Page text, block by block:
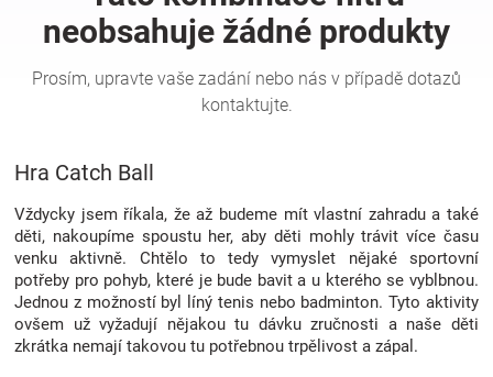
zábava
pro
děti
Těhotenské
Hra Catch Ball
Vždycky jsem říkala, že až budeme mít vlastní zahradu a také
děti, nakoupíme spoustu her, aby děti mohly trávit více času
venku aktivně. Chtělo to tedy vymyslet nějaké sportovní
potřeby pro pohyb, které je bude bavit a u kterého se vyblbnou.
Jednou z možností byl líný tenis nebo badminton. Tyto aktivity
ovšem už vyžadují nějakou tu dávku zručnosti a naše děti
zkrátka nemají takovou tu potřebnou trpělivost a zápal.